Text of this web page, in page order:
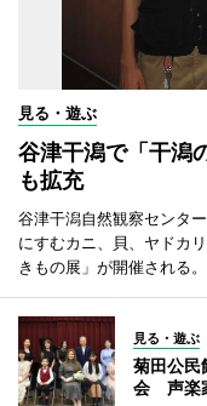
見る・遊ぶ
谷津干潟で「干潟
も拡充
谷津干潟自然観察センタ
にすむカニ、貝、ヤドカ
きもの展」が開催される。
見る・遊ぶ
菊田公民
会 声楽